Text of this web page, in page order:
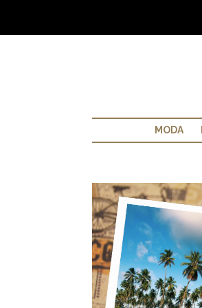
MODA